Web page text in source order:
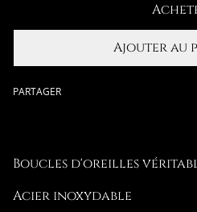
Ajouter au
PARTAGER
Boucles d'oreilles
Acier inoxydable